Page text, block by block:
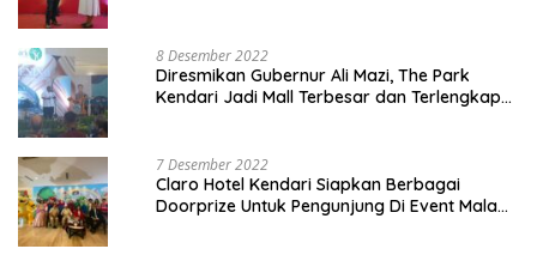
8 Desember 2022
Diresmikan Gubernur Ali Mazi, The Park
Kendari Jadi Mall Terbesar dan Terlengkap
7 Desember 2022
Claro Hotel Kendari Siapkan Berbagai
Doorprize Untuk Pengunjung Di Event Malam